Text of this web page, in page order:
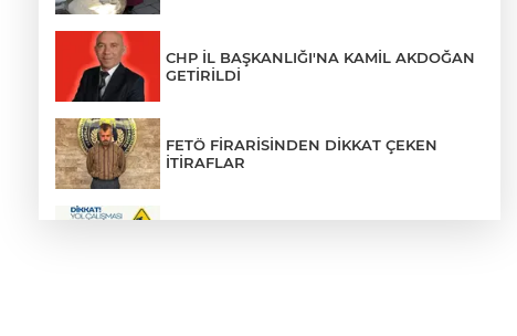
CHP İL BAŞKANLIĞI'NA KAMİL AKDOĞAN
GETİRİLDİ
FETÖ FİRARİSİNDEN DİKKAT ÇEKEN
İTİRAFLAR